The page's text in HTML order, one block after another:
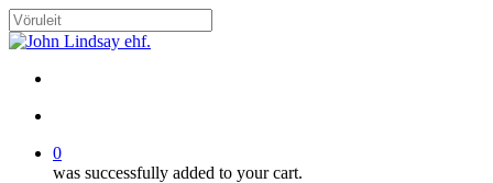
Skip
to
content
Close
0
was successfully added to your cart.